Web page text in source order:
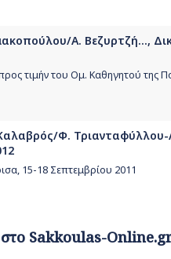
Α. Βεζυρτζή...,
τιμήν του Ομ. Καθηγητού της
Φ. Τριανταφύλλου-
15-18 Σεπτεμβρίου 2011
Sakkoulas-